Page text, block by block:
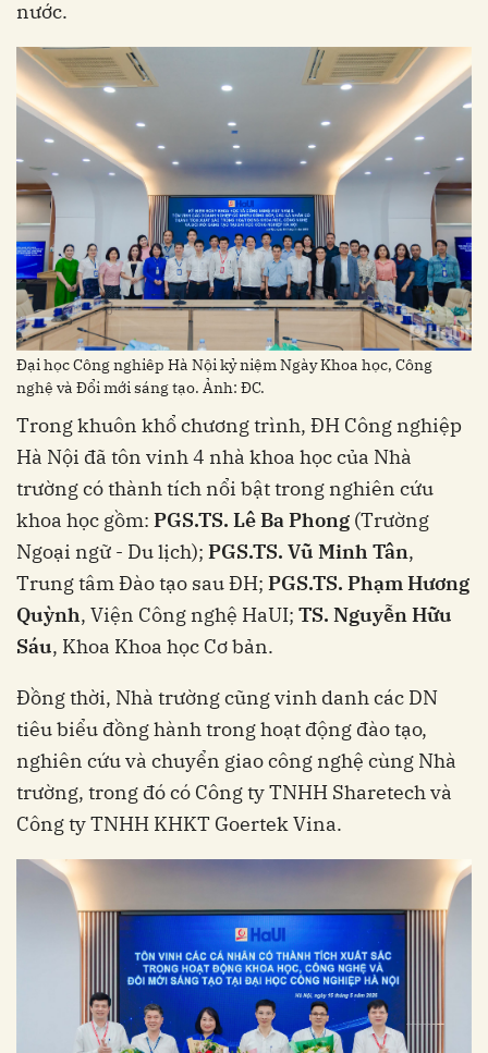
nước.
Đại học Công nghiêp Hà Nội kỷ niệm Ngày Khoa học, Công
nghệ và Đổi mới sáng tạo. Ảnh: ĐC.
Trong khuôn khổ chương trình, ĐH Công nghiệp
Hà Nội đã tôn vinh 4 nhà khoa học của Nhà
trường có thành tích nổi bật trong nghiên cứu
khoa học gồm: PGS.TS. Lê Ba Phong (Trường
Ngoại ngữ - Du lịch); PGS.TS. Vũ Minh Tân,
Trung tâm Đào tạo sau ĐH; PGS.TS. Phạm Hương
Quỳnh, Viện Công nghệ HaUI; TS. Nguyễn Hữu
Sáu, Khoa Khoa học Cơ bản.
Đồng thời, Nhà trường cũng vinh danh các DN
tiêu biểu đồng hành trong hoạt động đào tạo,
nghiên cứu và chuyển giao công nghệ cùng Nhà
trường, trong đó có Công ty TNHH Sharetech và
Công ty TNHH KHKT Goertek Vina.